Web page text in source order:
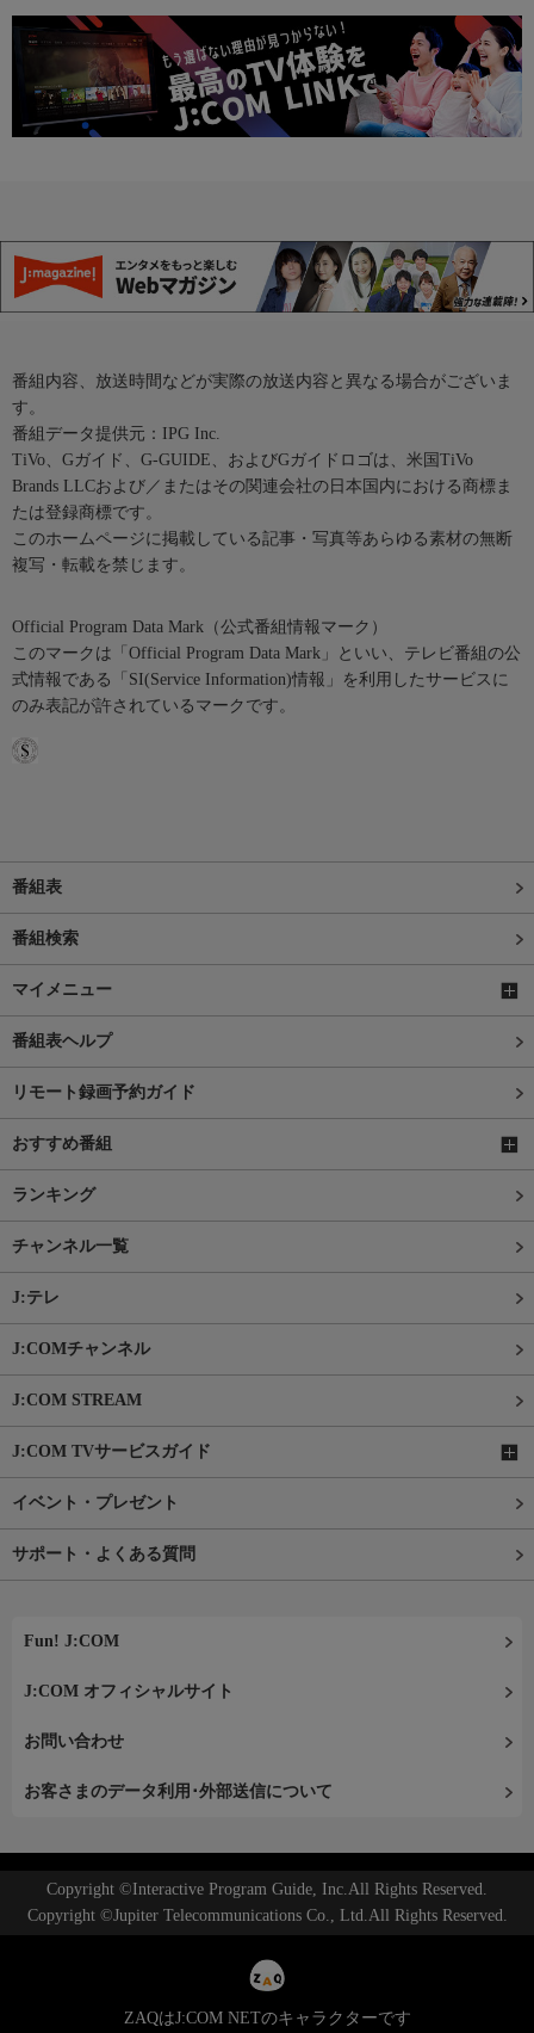
番組内容、放送時間などが実際の放送内容と異なる場合がございま
す。
番組データ提供元：IPG Inc.
TiVo、Gガイド、G-GUIDE、およびGガイドロゴは、米国TiVo
Brands LLCおよび／またはその関連会社の日本国内における商標ま
たは登録商標です。
このホームページに掲載している記事・写真等あらゆる素材の無断
複写・転載を禁じます。
Official Program Data Mark（公式番組情報マーク）
このマークは「Official Program Data Mark」といい、テレビ番組の公
式情報である「SI(Service Information)情報」を利用したサービスに
のみ表記が許されているマークです。
番組表
番組検索
マイメニュー
番組表ヘルプ
リモート録画予約ガイド
おすすめ番組
ランキング
チャンネル一覧
J:テレ
J:COMチャンネル
J:COM STREAM
J:COM TVサービスガイド
イベント・プレゼント
サポート・よくある質問
Fun! J:COM
J:COM オフィシャルサイト
お問い合わせ
お客さまのデータ利用･外部送信について
Copyright ©Interactive Program Guide, Inc.All Rights Reserved.
Copyright ©Jupiter Telecommunications Co., Ltd.All Rights Reserved.
ZAQはJ:COM NETのキャラクターです